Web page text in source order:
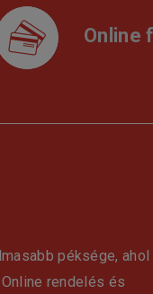
Online
péksége, ahol
rendelés és